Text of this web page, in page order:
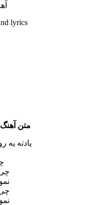
lyrics
متن
یادته